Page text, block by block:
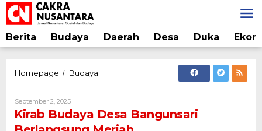
Lewati
ke
konten
Berita Budaya Daerah Desa Duka
Homepage / Budaya
Berlangsung
September 2, 2025Oleh
Cakra
Kirab Budaya Desa Bangunsari